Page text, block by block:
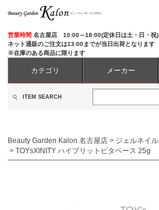
営業時間名古屋店 10:00～18:00(定休日は土・日・祝)
ネット通販のご注文は13:00までが当日出荷となります
※在庫のある商品に限ります
カテゴリ メーカー
ITEM SEARCH
Beauty Garden Kalon 名古屋店 > ジェルネイル
>TOYsXINITY ハイブリットピタベース 25g